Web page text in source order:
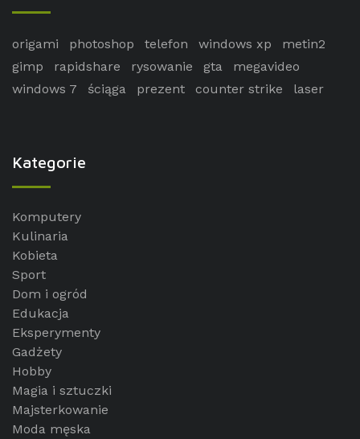
origami photoshop telefon windows xp
metin2
gimp
rapidshare rysowanie gta
megavideo
windows 7
ściąga prezent counter strike laser
Kategorie
Komputery
Kulinaria
Kobieta
Sport
Dom i ogród
Edukacja
Eksperymenty
Gadżety
Hobby
Magia i sztuczki
Majsterkowanie
Moda męska